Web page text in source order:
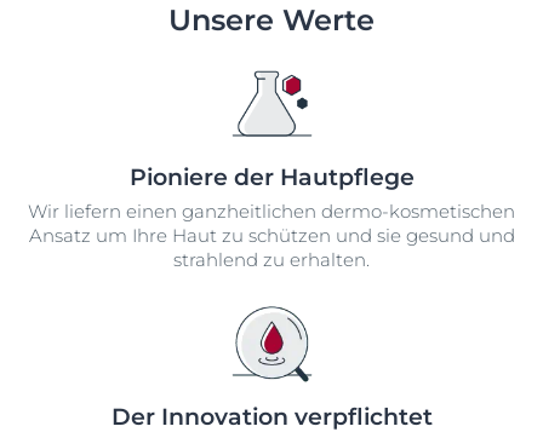
Unsere Werte
Pioniere der Hautpflege
Wir liefern einen ganzheitlichen dermo-kosmetischen
Ansatz um Ihre Haut zu schützen und sie gesund und
strahlend zu erhalten.
Der Innovation verpflichtet